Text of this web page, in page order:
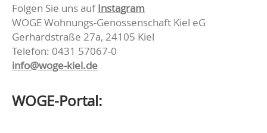
Folgen Sie uns aufInstagram
WOGE Wohnungs-Genossenschaft Kiel eG
Gerhardstraße 27a, 24105 Kiel
Telefon: 0431 57067-0
info@woge-kiel.de
WOGE-Portal: